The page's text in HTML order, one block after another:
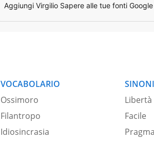
Aggiungi Virgilio Sapere alle tue fonti
VOCABOLARIO
Ossimoro
Filantropo
Idiosincrasia
Libertà
Facile